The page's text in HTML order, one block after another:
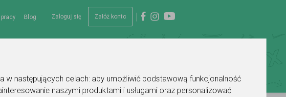
w następujących celach: aby umożliwić podstawową funkcjonalność
naszymi produktami i usługami oraz personalizować
Zaloguj się Załóż konto
Blog